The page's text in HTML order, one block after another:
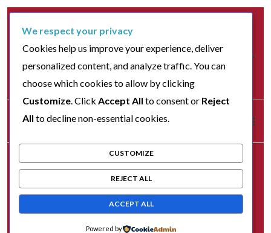
We respect your privacy
Cookies help us improve your experience, deliver
personalized content, and analyze traffic. You can
choose which cookies to allow by clicking
Customize. Click Accept All to consent or Reject
All to decline non-essential cookies.
CUSTOMIZE
REJECT ALL
ACCEPT ALL
Powered by